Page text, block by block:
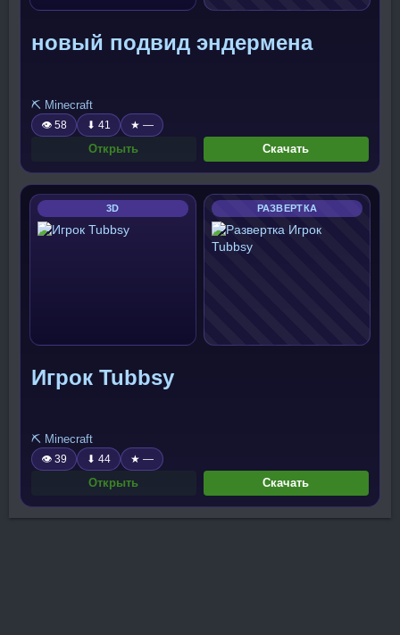
новый подвид эндермена
⛏️ Minecraft
👁 58 ⬇ 41 ★ —
Открыть Скачать
3D РАЗВЕРТКА
Игрок Tubbsy
⛏️ Minecraft
👁 39 ⬇ 44 ★ —
Открыть Скачать